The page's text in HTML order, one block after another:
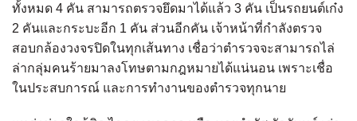
ทั้งหมด 4 คัน สามารถตรวจยึดมาได้แล้ว 3 คัน เป็นรถยนต์เก๋ง
2 คันและกระบะอีก 1 คัน ส่วนอีกคัน เจ้าหน้าที่กำลังตรวจ
สอบกล้องวงจรปิดในทุกเส้นทาง เชื่อว่าตำรวจจะสามารถไล่
ล่ากลุ่มคนร้ายมาลงโทษตามกฎหมายได้แน่นอน เพราะเชื่อ
ในประสบการณ์ และการทำงานของตำรวจทุกนาย